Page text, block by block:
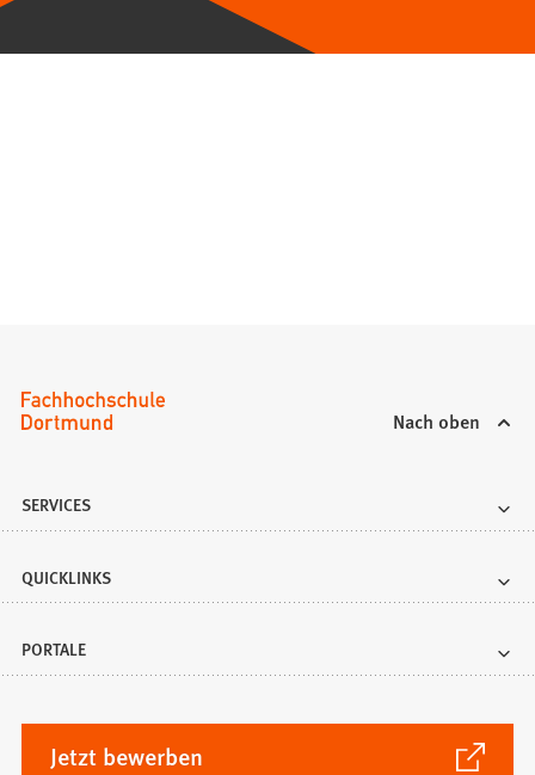
Nach oben
SERVICES
QUICKLINKS
PORTALE
Jetzt bewerben
(Öffnet